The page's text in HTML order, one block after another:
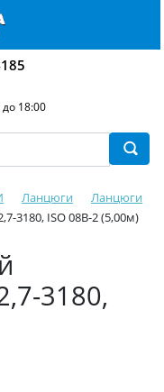
18:00
Ланцюги
Ланцюги
3180, ISO 08B-2 (5,00м)
3180,